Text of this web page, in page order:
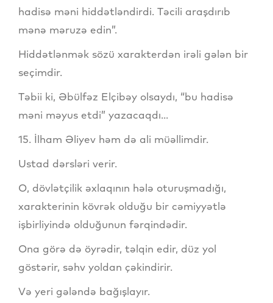
hadisə məni hiddətləndirdi. Təcili araşdırıb
mənə məruzə edin”.
Hiddətlənmək sözü xarakterdən irəli gələn bir
seçimdir.
Təbii ki, Əbülfəz Elçibəy olsaydı, “bu hadisə
məni məyus etdi” yazacaqdı...
15. İlham Əliyev həm də ali müəllimdir.
Ustad dərsləri verir.
O, dövlətçilik əxlaqının hələ oturuşmadığı,
xarakterinin kövrək olduğu bir cəmiyyətlə
işbirliyində olduğunun fərqindədir.
Ona görə də öyrədir, təlqin edir, düz yol
göstərir, səhv yoldan çəkindirir.
Və yeri gələndə bağışlayır.